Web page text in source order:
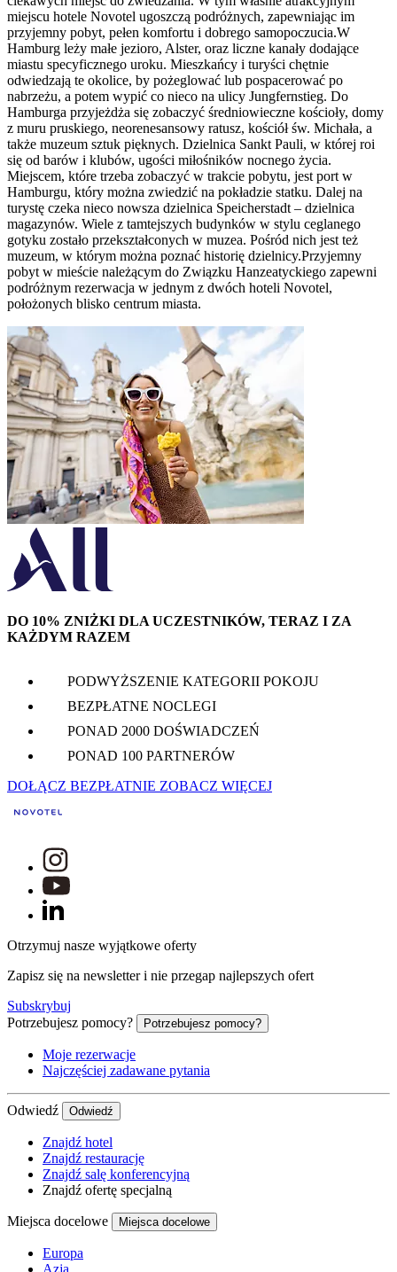
miejscu hotele Novotel ugoszczą podróżnych, zapewniając im
przyjemny pobyt, pełen komfortu i dobrego samopoczucia.W
Hamburg leży małe jezioro, Alster, oraz liczne kanały dodające
miastu specyficznego uroku. Mieszkańcy i turyści chętnie
odwiedzają te okolice, by pożeglować lub pospacerować po
nabrzeżu, a potem wypić co nieco na ulicy Jungfernstieg. Do
Hamburga przyjeżdża się zobaczyć średniowieczne kościoły, domy
z muru pruskiego, neorenesansowy ratusz, kościół św. Michała, a
także muzeum sztuk pięknych. Dzielnica Sankt Pauli, w której roi
się od barów i klubów, ugości miłośników nocnego życia.
Miejscem, które trzeba zobaczyć w trakcie pobytu, jest port w
Hamburgu, który można zwiedzić na pokładzie statku. Dalej na
turystę czeka nieco nowsza dzielnica Speicherstadt – dzielnica
magazynów. Wiele z tamtejszych budynków w stylu ceglanego
gotyku zostało przekształconych w muzea. Pośród nich jest też
muzeum, w którym można poznać historię dzielnicy.Przyjemny
pobyt w mieście należącym do Związku Hanzeatyckiego zapewni
podróżnym rezerwacja w jednym z dwóch hoteli Novotel,
położonych blisko centrum miasta.
DO 10% ZNIŻKI DLA UCZESTNIKÓW, TERAZ I ZA
KAŻDYM RAZEM
PODWYŻSZENIE KATEGORII POKOJU
BEZPŁATNE NOCLEGI
PONAD 2000 DOŚWIADCZEŃ
PONAD 100 PARTNERÓW
DOŁĄCZ BEZPŁATNIE ZOBACZ WIĘCEJ
Otrzymuj nasze wyjątkowe oferty
Zapisz się na newsletter i nie przegap najlepszych ofert
Subskrybuj
Potrzebujesz pomocy?
Potrzebujesz pomocy?
Moje rezerwacje
Najczęściej zadawane pytania
Odwiedź Odwiedź
Znajdź hotel
Znajdź restaurację
Znajdź salę konferencyjną
Znajdź ofertę specjalną
Miejsca docelowe Miejsca docelowe
Europa
Azja